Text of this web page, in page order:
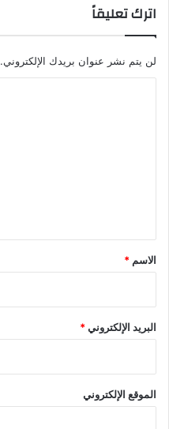
اترك تعليقاً
لن يتم نشر عنوان بريدك الإلكتروني.
*
الاسم *
البريد الإلكتروني*
الموقع الإلكتروني